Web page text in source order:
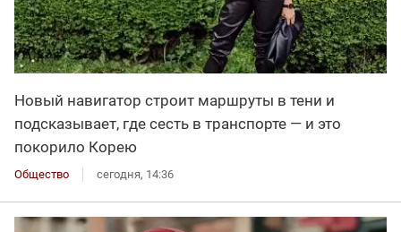
Новый навигатор строит маршруты в тени и
подсказывает, где сесть в транспорте — и это
покорило Корею
Общество сегодня, 14:36